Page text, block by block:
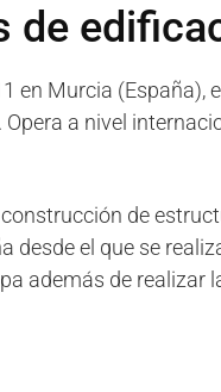
de
en Murcia (España),
a nivel
de
desde el que se
además de realizar